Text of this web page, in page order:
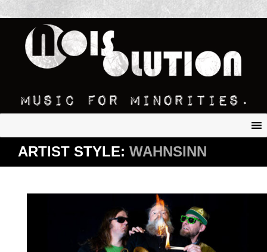
ARTIST STYLE: WAHNSINN